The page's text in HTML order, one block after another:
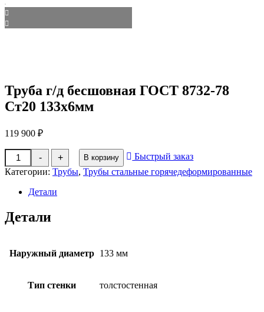
Труба г/д бесшовная ГОСТ 8732-78
Ст20 133х6мм
119 900 ₽
-
Количество
товара
Труба
бесшовная
8732-
+ В корзину
Быстрый заказ
Категории: Трубы, Трубы стальные горячедеформированные
Детали
Детали
Наружный диаметр 133 мм
Тип стенки толстостенная